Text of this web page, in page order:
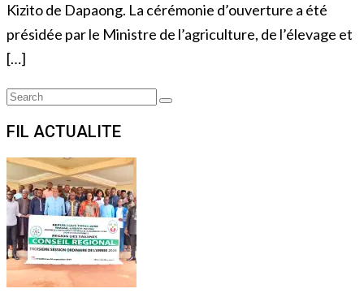
Kizito de Dapaong. La cérémonie d’ouverture a été
présidée par le Ministre de l’agriculture, de l’élevage et
[…]
Search
Search
FIL ACTUALITE